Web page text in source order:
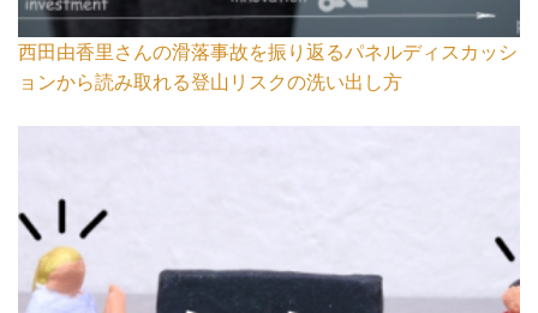
西田由香里さんの滑落事故を振り返るパネルディスカッシ
ョンから読み取れる登山リスクの洗い出し方